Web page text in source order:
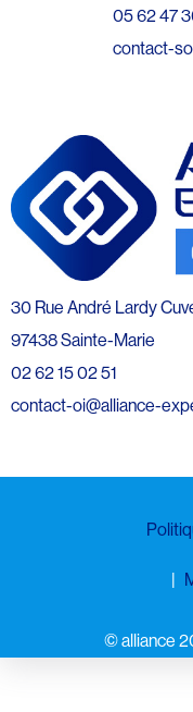
05 62 47
contact-
30 Rue André Lardy
97438 Sainte-Marie
02 62 15 02 51
contact-oi@alliance-
©️ alliance